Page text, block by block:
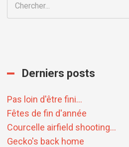
Derniers posts
Pas loin d'être fini...
Fêtes de fin d'année
Courcelle airfield shooting...
Gecko's back home